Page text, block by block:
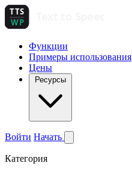
Функции
Примеры использования
Цены
Ресурсы
Войти Начать
Категория